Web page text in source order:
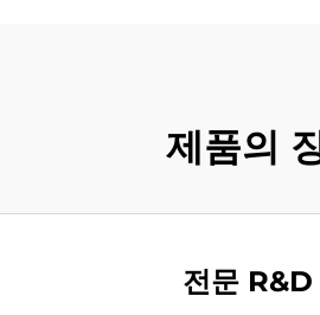
제품의
전문 R&D